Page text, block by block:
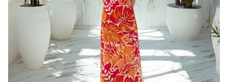
お客様の声
お問い合わせ
来店レンタル